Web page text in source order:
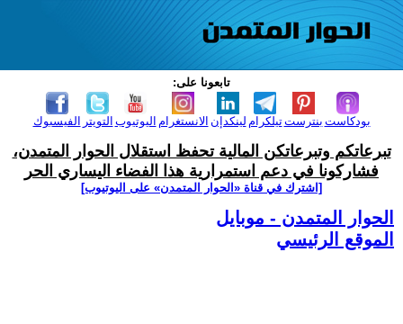
تابعونا على:
الفيسبوك التويتر اليوتيوب الانستغرام لينكدإن تيلكرامبنترست بودكاست
تبرعاتكم وتبرعاتكن المالية تحفظ استقلال الحوار المتمدن،
فشاركونا في دعم استمرارية هذا الفضاء اليساري الحر
[اشترك في قناة ‫«الحوار المتمدن» على اليوتيوب]
الحوار المتمدن - موبايل
الموقع الرئيسي